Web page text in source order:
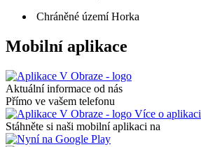
Chráněné území Horka
Mobilní aplikace
Aktuální informace od nás
Přímo ve vašem telefonu
Více o aplikaci
Stáhněte si naši mobilní aplikaci na